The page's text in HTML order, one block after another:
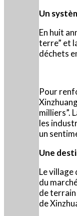
Un
En huit
terre” et
déchets
Pour
milliers”.
les
un
Une
Le
du
de terrain
de